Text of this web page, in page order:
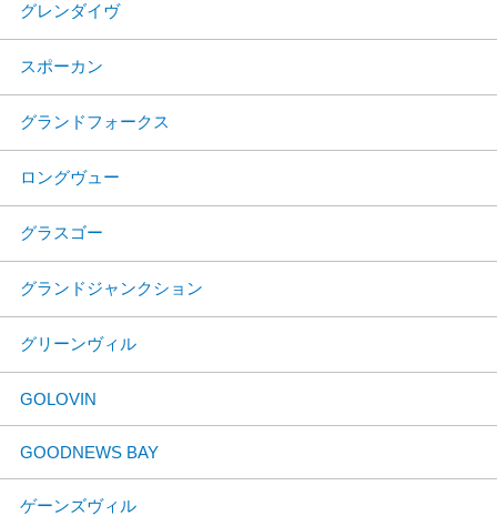
グレンダイヴ
スポーカン
グランドフォークス
ロングヴュー
グラスゴー
グランドジャンクション
グリーンヴィル
GOLOVIN
GOODNEWS BAY
ゲーンズヴィル